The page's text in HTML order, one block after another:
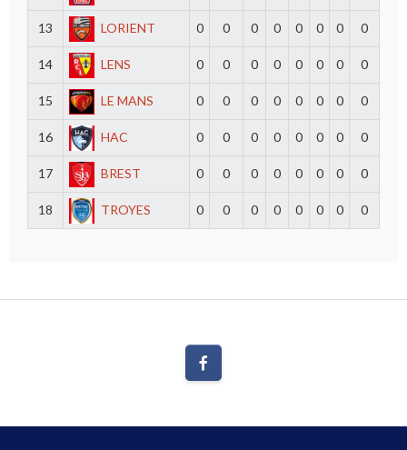
13 LORIENT 0 0 0 0 0 0 0 0
14 LENS 0 0 0 0 0 0 0 0
15 LE MANS 0 0 0 0 0 0 0 0
16 HAC 0 0 0 0 0 0 0 0
17 BREST 0 0 0 0 0 0 0 0
18 TROYES 0 0 0 0 0 0 0 0